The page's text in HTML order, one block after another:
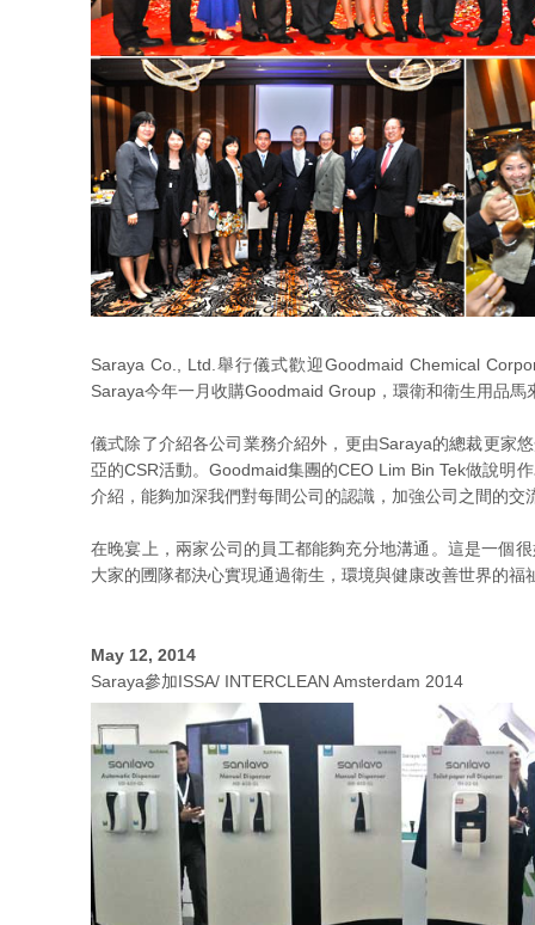
Saraya Co., Ltd.舉行儀式歡迎Goodmaid Chemical
Saraya今年一月收購Goodmaid Group，環衛和衛生用品
儀式除了介紹各公司業務介紹外，更由Saraya的總裁更家
亞的CSR活動。Goodmaid集團的CEO Lim Bin Tek做說明
介紹，能夠加深我們對每間公司的認識，加強公司之間的交
在晚宴上，兩家公司的員工都能夠充分地溝通。這是一個
大家的圑隊都決心實現通過衛生，環境與健康改善世界的福
May 12, 2014
Saraya參加ISSA/ INTERCLEAN Amsterdam 2014